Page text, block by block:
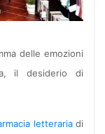
delle emozioni
il desiderio di
letterariadi